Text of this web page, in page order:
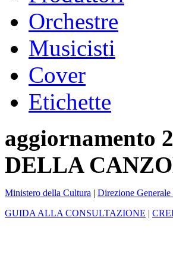
Orchestre
Musicisti
Cover
Etichette
aggiornamento
DELLA
Ministero della Cultura | Direzione
GUIDA ALLA CONSULTAZIONE |